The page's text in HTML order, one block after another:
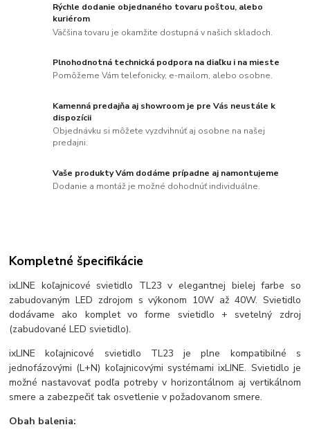
Rýchle dodanie objednaného tovaru poštou, alebo
kuriérom
Väčšina tovaru je okamžite dostupná v našich skladoch.
Plnohodnotná technická podpora na diaľku i na mieste
Pomôžeme Vám telefonicky, e-mailom, alebo osobne.
Kamenná predajňa aj showroom je pre Vás neustále k
dispozícii
Objednávku si môžete vyzdvihnúť aj osobne na našej
predajni.
Vaše produkty Vám dodáme prípadne aj namontujeme
Dodanie a montáž je možné dohodnúť individuálne.
Kompletné špecifikácie
ixLINE koľajnicové svietidlo TL23 v elegantnej bielej farbe so
zabudovaným LED zdrojom s výkonom 10W až 40W. Svietidlo
dodávame ako komplet vo forme svietidlo + svetelný zdroj
(zabudované LED svietidlo).
ixLINE koľajnicové svietidlo TL23 je plne kompatibilné s
jednofázovými (L+N) koľajnicovými systémami ixLINE. Svietidlo je
možné nastavovať podľa potreby v horizontálnom aj vertikálnom
smere a zabezpečiť tak osvetlenie v požadovanom smere.
Obah balenia: